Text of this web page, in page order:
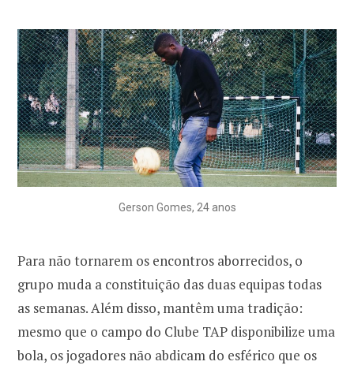
Gerson Gomes, 24 anos
Para não tornarem os encontros aborrecidos, o
grupo muda a constituição das duas equipas todas
as semanas. Além disso, mantêm uma tradição:
mesmo que o campo do Clube TAP disponibilize uma
bola, os jogadores não abdicam do esférico que os